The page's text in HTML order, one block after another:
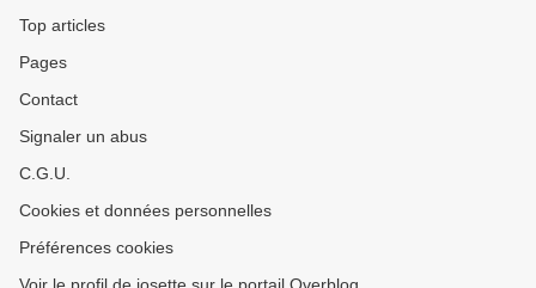
Top articles
Pages
Contact
Signaler un abus
C.G.U.
Cookies et données personnelles
Préférences cookies